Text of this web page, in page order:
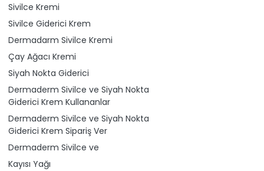
Sivilce Kremi
Sivilce Giderici Krem
Dermadarm Sivilce Kremi
Çay Ağacı Kremi
Siyah Nokta Giderici
Dermaderm Sivilce ve Siyah Nokta
Giderici Krem Kullananlar
Dermaderm Sivilce ve Siyah Nokta
Giderici Krem Sipariş Ver
Dermaderm Sivilce ve
Kayısı Yağı